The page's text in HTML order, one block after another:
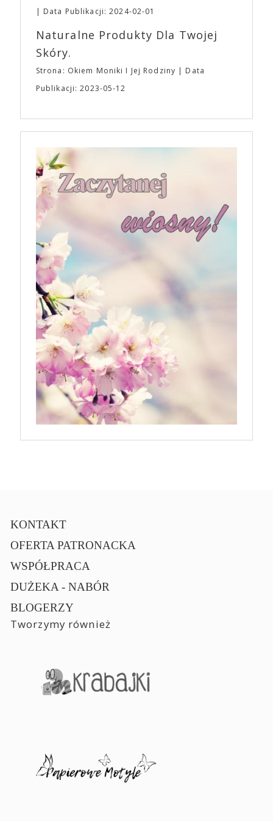
Data Publikacji: 2024-02-01
Naturalne Produkty Dla Twojej
Skóry.
Strona: Okiem Moniki I Jej Rodziny
Data
Publikacji: 2023-05-12
KONTAKT
OFERTA PATRONACKA
WSPÓŁPRACA
DUŻEKA - NABÓR
BLOGERZY
Tworzymy również